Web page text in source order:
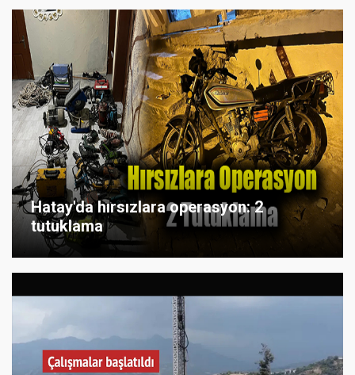
Hatay'da hırsızlara operasyon: 2
tutuklama